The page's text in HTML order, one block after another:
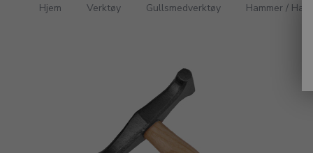
Hjem Verktøy Gullsmedverktøy Hammer /